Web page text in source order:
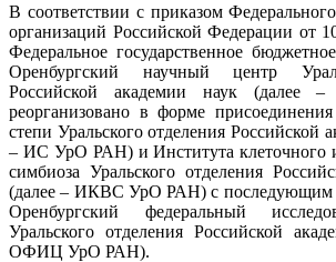
В соответствии с приказом
организаций Российской Федерации от
Федеральное государственное
Оренбургский научный центр
Российской академии наук
реорганизовано в форме
степи Уральского отделения Российской
– ИС УрО РАН) и Института клеточного
симбиоза Уральского отделения
(далее – ИКВС УрО РАН) с последующим
Оренбургский федеральный
Уральского отделения Российской
ОФИЦ УрО РАН).